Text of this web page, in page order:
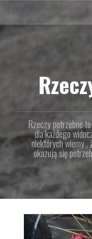
treści
Rzeczy potrzebne
dla każdego
niektórych wiemy ,
okazują się